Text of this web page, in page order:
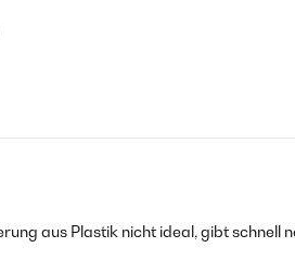
aus Plastik nicht ideal, gibt schnell